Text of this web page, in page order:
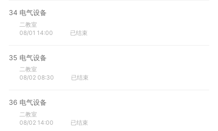
34 电气设备
二教室
08/01 14:00
已结束
35 电气设备
二教室
08/02 08:30
已结束
36 电气设备
二教室
08/02 14:00
已结束